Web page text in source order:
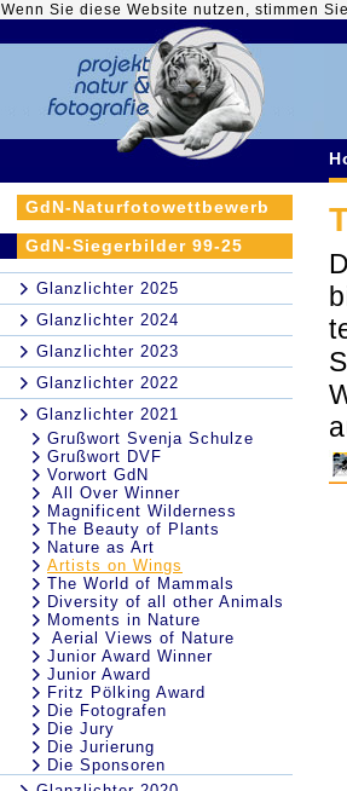
Wenn Sie diese Website nutzen, stimmen
GdN-Naturfotowettbewerb
GdN-Siegerbilder 99-25
Glanzlichter 2025
Glanzlichter 2024
Glanzlichter 2023
Glanzlichter 2022
Glanzlichter 2021
Grußwort Svenja Schulze
Grußwort DVF
Vorwort GdN
All Over Winner
Magnificent Wilderness
The Beauty of Plants
Nature as Art
Artists on Wings
The World of Mammals
Diversity of all other Animals
Moments in Nature
Aerial Views of Nature
Junior Award Winner
Junior Award
Fritz Pölking Award
Die Fotografen
Die Jury
Die Jurierung
Die Sponsoren